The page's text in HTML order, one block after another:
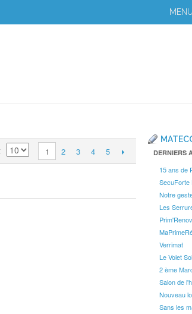
1 2 3 4 5 DERNIERS
15 ans de
SecuForte
Notre
Les
Verrimat
Le Volet
2 ème
Salon de
Nouveau
Sans les